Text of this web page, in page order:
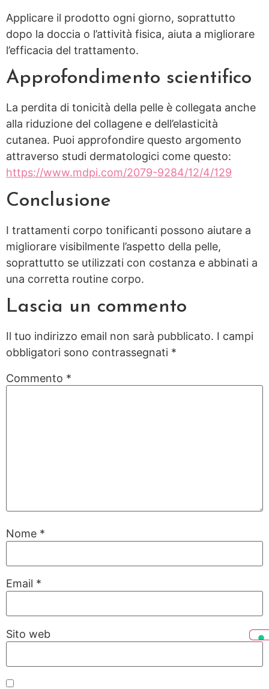
Applicare il prodotto ogni giorno, soprattutto
dopo la doccia o l’attività fisica, aiuta a migliorare
l’efficacia del trattamento.
Approfondimento scientifico
La perdita di tonicità della pelle è collegata anche
alla riduzione del collagene e dell’elasticità
cutanea. Puoi approfondire questo argomento
attraverso studi dermatologici come questo:
https://www.mdpi.com/2079-9284/12/4/129
Conclusione
I trattamenti corpo tonificanti possono aiutare a
migliorare visibilmente l’aspetto della pelle,
soprattutto se utilizzati con costanza e abbinati a
una corretta routine corpo.
Lascia un commento
Il tuo indirizzo email non sarà pubblicato. I campi
obbligatori sono contrassegnati *
Commento *
Nome *
Email *
Sito web